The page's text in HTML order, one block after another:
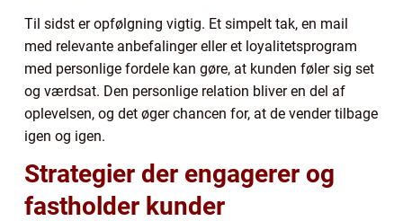
Til sidst er opfølgning vigtig. Et simpelt tak, en mail
med relevante anbefalinger eller et loyalitetsprogram
med personlige fordele kan gøre, at kunden føler sig set
og værdsat. Den personlige relation bliver en del af
oplevelsen, og det øger chancen for, at de vender tilbage
igen og igen.
Strategier der engagerer og
fastholder kunder